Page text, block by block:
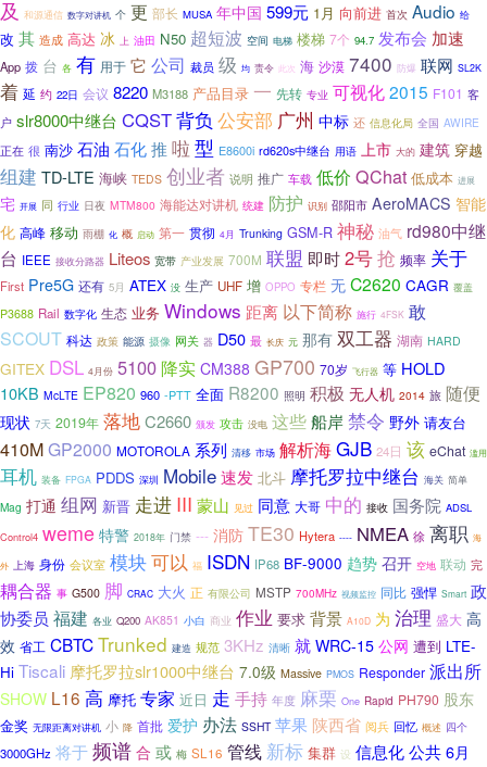
及 和源通信 数字对讲机 个 更 部长 MUSA 年中国 599元 1月 向前进 首次 Audio 给
改 其 造成 高达 冰 上 油田 N50 超短波 空间 电梯 楼梯 7个 94.7 发布会 加速
App 拨 台 各 有 用于 它 公司 裁员 级 均 责令 此次 海 沙漠 7400 防爆 联网 SL2K
着 延 约 22日 会议 8220 M3188 产品目录 一 先转 专业 可视化2015 F101 客
户 slr8000中继台 CQST背负 公安部 广州 中标 还 信息化局 全国 AWIRE
正在 很 南沙 石油 石化推 啦 型 E8600i rd620s中继台 用语 上市 大的 建筑 穿越
组建 TD-LTE 海峡 TEDS 创业者 说明 推广 车载 低价 QChat 低成本 进展
宅 开展 同 行业 日夜 MTM800 海能达对讲机 统建 防护 识别 邵阳市 AeroMACS 智能
化 高峰 移动 雨棚 化 概 启动 第一 贯彻 4月 Trunking GSM-R 神秘 油气 rd980中继
台 IEEE 接收分路器 Liteos 宽带 产业发展 700M 联盟 即时2号抢 频率 关于
First Pre5G 还有 5月 ATEX 没 生产 UHF 增 OPPO 专栏 无 C2620 CAGR 覆盖
P3688 Rail 数字化 生态 业务 Windows 距离 以下简称 施行 4FSK 敢
SCOUT 科达 政策 能源 摄像 网关 器 D50 最 长庆 元 那有双工器 湖南 HARD
GITEX DSL 4月份 5100降实 CM388 GP700 70岁 飞行器 等 HOLD
10KB McLTE EP820 960 -PTT 全面 R8200 照明 积极 无人机 2014 旅 随便
现状 7天 2019年 落地C2660 颁发 攻击 没电 这些船岸禁令 野外 请友台
410MGP2000 MOTOROLA 系列 清移 市场 解析海GJB 24日 该 eChat 滥用
耳机 装备 FPGA PDDS 深圳 Mobile速发 北斗 摩托罗拉中继台 海关 简单
Mag 打通 组网 新晋 走进 III 蒙山 见过 同意 大哥 中的 接收 国务院 ADSL
Control4 weme 特警 2018年 门禁 --- 消防TE30 Hytera ---- NMEA 徐 离职 海
外 上海 身份 会议室 模块可以 福 ISDN IP68 BF-9000 趋势 召开 空地 联动 完
耦合器 事 G500 脚 CRAC 大火 正 有限公司 MSTP 700MHz 视频监控 同比 强悍 Smart 政
协委员 福建 各业 Q200 AK851 小白 商业 作业 要求 背景 A10D 为 治理 盛大 高
效 省工 CBTCTrunked 建造 规范 3KHz 清晰 就 WRC-15 公网 遭到 LTE-
Hi Tiscali 摩托罗拉slr1000中继台 7.0级 Massive PMOS Responder 派出所
SHOW L16 高 摩托 专家 近日 走 手持 年度 麻栗 One Rapid PH790 股东
金奖 无限距离对讲机 小 降 首批 爱护 办法 SSHT 苹果 陕西省 阅兵 回忆 概述 四个
3000GHz 将于频谱 合 或 梅 SL16 管线 新标 集群 设 信息化公共6月